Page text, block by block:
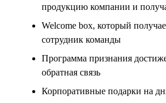
продукцию компании и
Welcome box, который
сотрудник команды
Программа признания
обратная связь
Корпоративные подарки на